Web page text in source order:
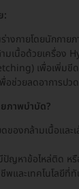
:
างกายโดยนักกาย
มเนื้อด้วยเครื่อง
เพื่อเพิ่มขีด
อช่วยลดอาการปว
ภาพบำบัด?
ของกล้ามเนื้อและ
ปัญหาข้อไหล่ติด ห
พและเทคโนโลยีที่